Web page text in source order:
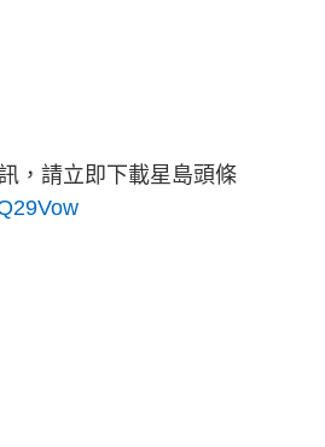
，請立即下載星島頭條